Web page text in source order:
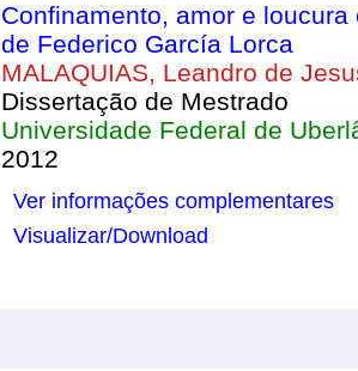
Confinamento, amor e
de Federico García Lorca
MALAQUIAS, Leandro de
Dissertação de Mestrado
Universidade Federal de
2012
Ver informações complementares
Visualizar/Download